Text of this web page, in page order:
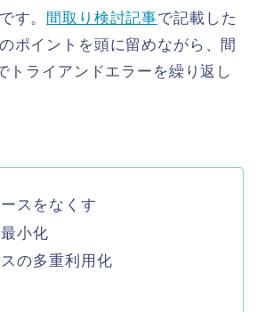
す。 間取り検討記事で記載した
ポイントを頭に留めながら、間
トライアンドエラーを繰り返し
スをなくす
小化
の多重利用化